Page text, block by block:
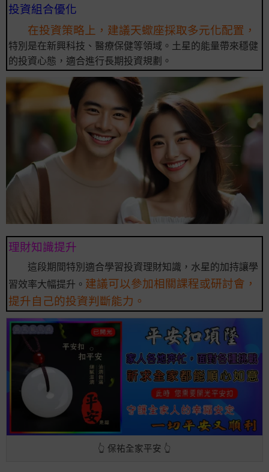
投資組合優化
在投資策略上，建議天蠍座採取多元化配置，
特別是在新興科技、醫療保健等領域。土星的能量帶來穩健
的投資心態，適合進行長期投資規劃。
理財知識提升
這段期間特別適合學習投資理財知識，水星的加持讓學
習效率大幅提升。 建議可以參加相關課程或研討會，
提升自己的投資判斷能力。
👆 保祐全家平安 👆